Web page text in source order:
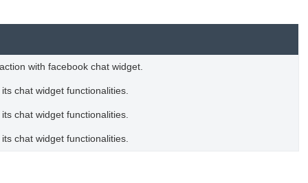
with facebook chat widget.
chat widget functionalities.
chat widget functionalities.
chat widget functionalities.